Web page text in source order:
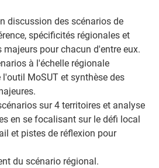
discussion des scénarios de
spécificités régionales et
pour chacun d'entre eux.
à l'échelle régionale
MoSUT et synthèse des
sur 4 territoires et analyse
en se focalisant sur le défi local
et pistes de réflexion pour
du scénario régional.